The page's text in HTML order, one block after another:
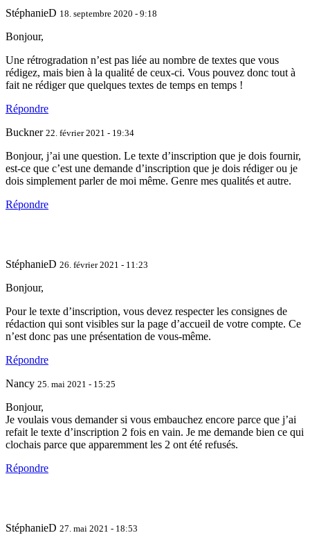
StéphanieD 18. septembre 2020 - 9:18
Bonjour,
Une rétrogradation n’est pas liée au nombre de textes que vous
rédigez, mais bien à la qualité de ceux-ci. Vous pouvez donc tout à
fait ne rédiger que quelques textes de temps en temps !
Répondre
Buckner 22. février 2021 - 19:34
Bonjour, j’ai une question. Le texte d’inscription que je dois fournir,
est-ce que c’est une demande d’inscription que je dois rédiger ou je
dois simplement parler de moi même. Genre mes qualités et autre.
Répondre
StéphanieD 26. février 2021 - 11:23
Bonjour,
Pour le texte d’inscription, vous devez respecter les consignes de
rédaction qui sont visibles sur la page d’accueil de votre compte. Ce
n’est donc pas une présentation de vous-même.
Répondre
Nancy 25. mai 2021 - 15:25
Bonjour,
Je voulais vous demander si vous embauchez encore parce que j’ai
refait le texte d’inscription 2 fois en vain. Je me demande bien ce qui
clochais parce que apparemment les 2 ont été refusés.
Répondre
StéphanieD 27. mai 2021 - 18:53